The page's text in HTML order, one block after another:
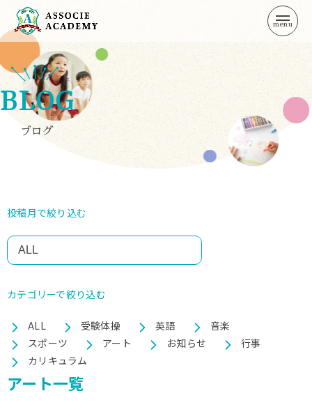
TOP トップページ
ABOUT アソシエ・アカデミーとは
CATEGORY
FAQ よくある質問
BLOG ブログ
BLOG
ブログ
投稿月で絞り込む
カテゴリーで絞り込む
ALL 受験体操 英語
音楽
スポーツ
アート お知らせ
行事
カリキュラム
アート一覧